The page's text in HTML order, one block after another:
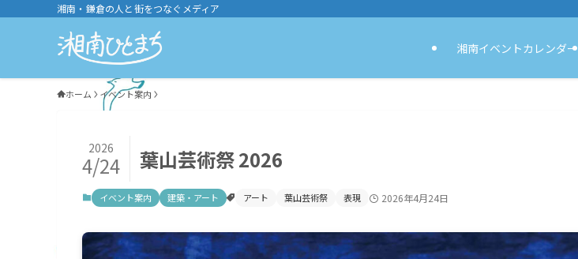
湘南・鎌倉の人と街をつなぐメディア
湘南イベントカレンダー
ホーム イベント案内
葉山芸術祭 2026
2026
4/24
イベント案内 建築・アート アート 葉山芸術祭 表現 2026年4月24日